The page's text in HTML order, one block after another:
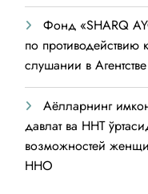
Фонд «SHARQ
по
слушании в Агентстве
Аёлларнинг
давлат ва ННТ
возможностей
ННО